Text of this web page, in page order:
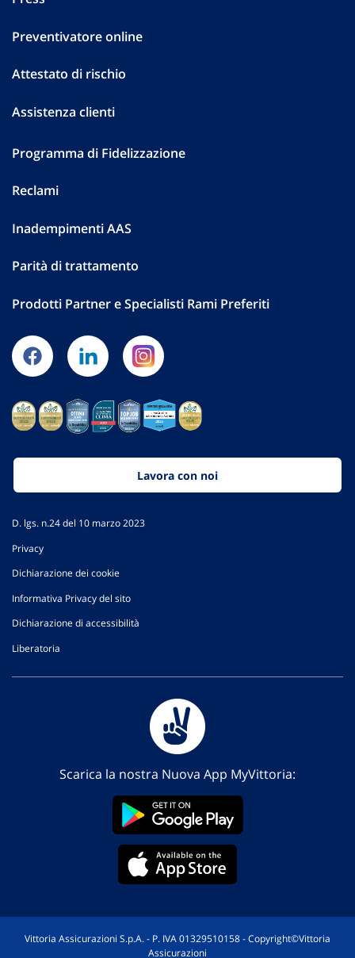
Preventivatore online
Attestato di rischio
Assistenza clienti
Programma di Fidelizzazione
Reclami
Inadempimenti AAS
Parità di trattamento
Prodotti Partner e Specialisti Rami Preferiti
Lavora con noi
D. lgs. n.24 del 10 marzo 2023
Privacy
Dichiarazione dei cookie
Informativa Privacy del sito
Dichiarazione di accessibilità
Liberatoria
Scarica la nostra Nuova App MyVittoria:
Vittoria Assicurazioni S.p.A. - P. IVA 01329510158 - Copyright©Vittoria
Assicurazioni